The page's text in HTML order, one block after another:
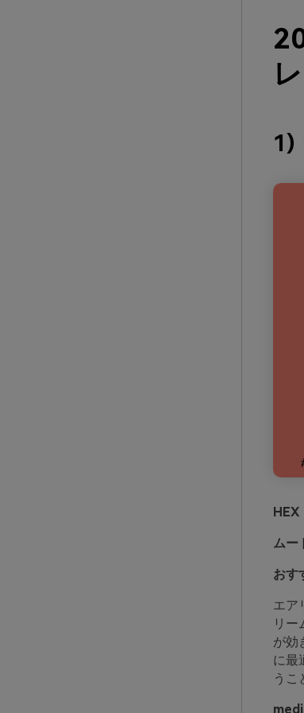
1)
HEX
ムー
おす
エア
リ
が効
に最
うこ